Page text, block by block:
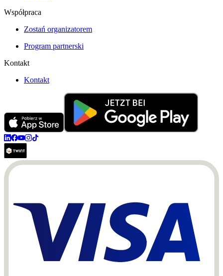
Współpraca
Zostań organizatorem
Program partnerski
Kontakt
Kontakt